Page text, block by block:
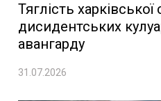
Тяглість
дисидентських
авангарду
31.07.2026